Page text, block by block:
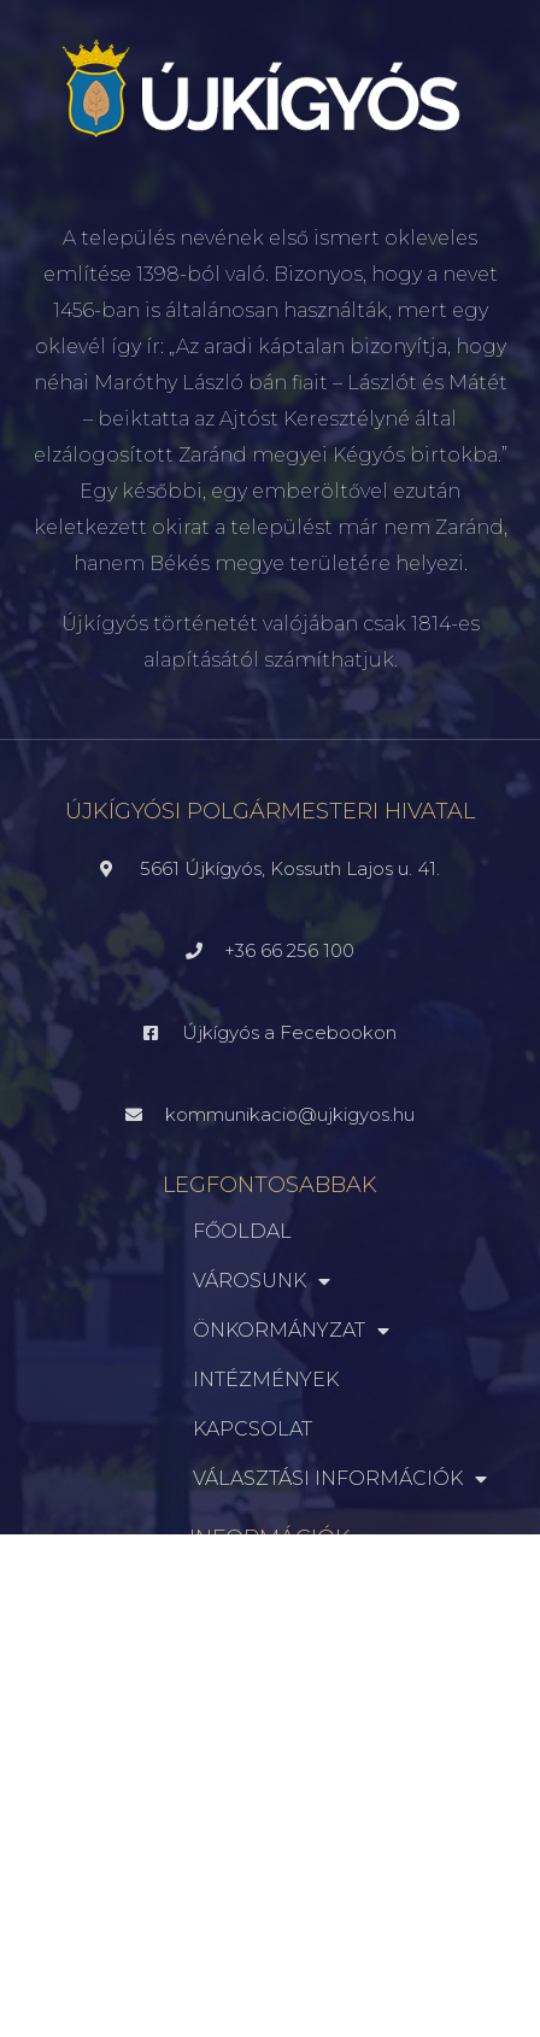
A település nevének első ismert okleveles
említése 1398-ból való. Bizonyos, hogy a nevet
1456-ban is általánosan használták, mert egy
oklevél így ír: „Az aradi káptalan bizonyítja, hogy
néhai Maróthy László bán fiait – Lászlót és Mátét
– beiktatta az Ajtóst Keresztélyné által
elzálogosított Zaránd megyei Kégyós birtokba.”
Egy későbbi, egy emberöltővel ezután
keletkezett okirat a települést már nem Zaránd,
hanem Békés megye területére helyezi.
Újkígyós történetét valójában csak 1814-es
alapításától számíthatjuk.
ÚJKÍGYÓSI POLGÁRMESTERI HIVATAL
5661 Újkígyós, Kossuth Lajos u. 41.
+36 66 256 100
Újkígyós a Fecebookon
kommunikacio@ujkigyos.hu
LEGFONTOSABBAK
FŐOLDAL
VÁROSUNK
ÖNKORMÁNYZAT
INTÉZMÉNYEK
KAPCSOLAT
VÁLASZTÁSI INFORMÁCIÓK
INFORMÁCIÓK